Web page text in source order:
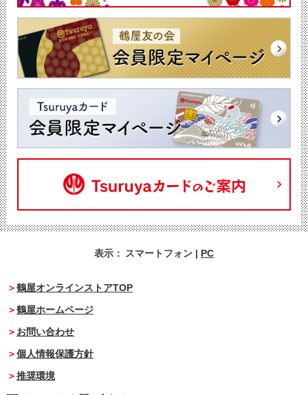
表示： スマートフォン | PC
鶴屋オンラインストアTOP
鶴屋ホームページ
お問い合わせ
個人情報保護方針
推奨環境